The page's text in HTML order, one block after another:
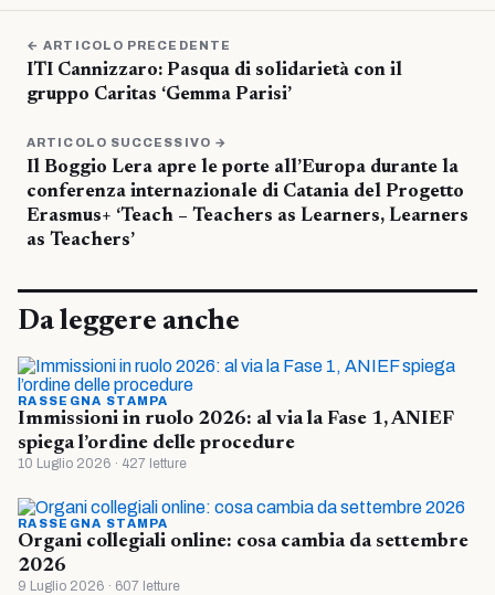
← ARTICOLO PRECEDENTE
ITI Cannizzaro: Pasqua di solidarietà con il
gruppo Caritas ‘Gemma Parisi’
ARTICOLO SUCCESSIVO →
Il Boggio Lera apre le porte all’Europa durante la
conferenza internazionale di Catania del Progetto
Erasmus+ ‘Teach – Teachers as Learners, Learners
as Teachers’
Da leggere anche
RASSEGNA STAMPA
Immissioni in ruolo 2026: al via la Fase 1, ANIEF
spiega l’ordine delle procedure
10 Luglio 2026 · 427 letture
RASSEGNA STAMPA
Organi collegiali online: cosa cambia da settembre
2026
9 Luglio 2026 · 607 letture